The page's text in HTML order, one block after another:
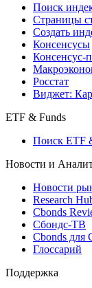
Поиск
Индексы
Поиск
Страницы
Создать
Консенсусы
Консенсус-
Виджет:
ETF & Funds
Поиск ETF
Новости и
Новости
Research Hub
Cbonds
Сбондс-ТВ